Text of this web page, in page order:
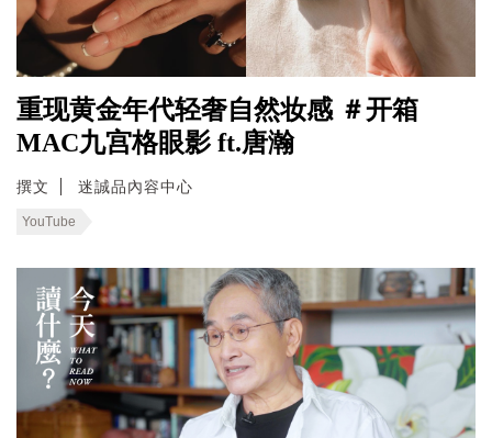
重现黄金年代轻奢自然妆感 ＃开箱
MAC九宫格眼影 ft.唐瀚
撰文 迷誠品內容中心
YouTube